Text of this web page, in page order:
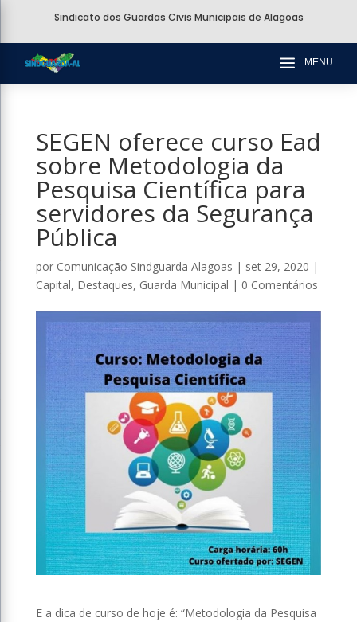
Sindicato dos Guardas Civis Municipais de Alagoas
a MENU
SEGEN oferece curso Ead
sobre Metodologia da
Pesquisa Científica para
servidores da Segurança
Pública
por Comunicação Sindguarda Alagoas | set 29, 2020 |
Capital, Destaques, Guarda Municipal | 0 Comentários
E a dica de curso de hoje é: “Metodologia da Pesquisa